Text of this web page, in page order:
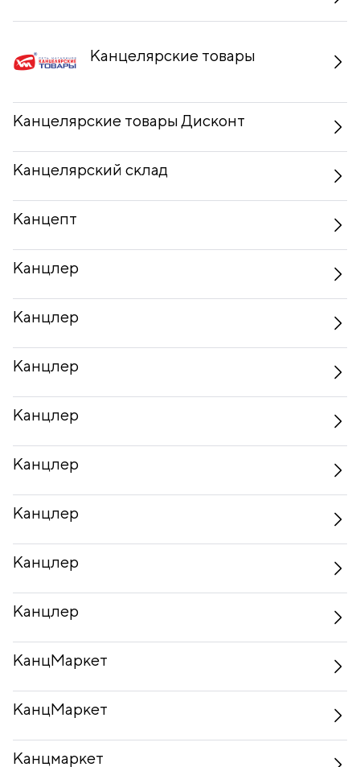
Канцелярские товары
Канцелярские товары Дисконт
Канцелярский склад
Канцепт
Канцлер
Канцлер
Канцлер
Канцлер
Канцлер
Канцлер
Канцлер
Канцлер
КанцМаркет
КанцМаркет
Канцмаркет